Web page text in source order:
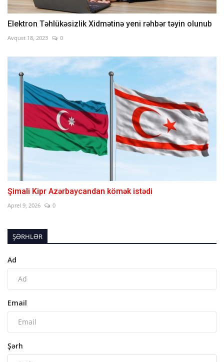
Elektron Təhlükəsizlik Xidmətinə yeni rəhbər təyin olunub
Avqust 18, 2023 0
Şimali Kipr Azərbaycandan kömək istədi
Aprel 9, 2026 0
ŞƏRHLƏR
Ad
Email
Şərh